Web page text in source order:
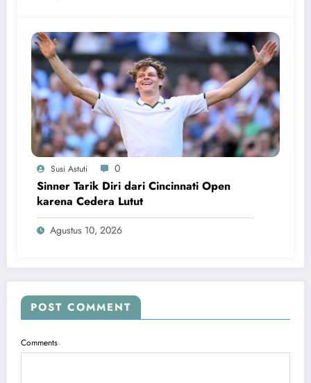
Susi Astuti 0
Sinner Tarik Diri dari Cincinnati Open
karena Cedera Lutut
Agustus 10, 2026
POST COMMENT
Comments